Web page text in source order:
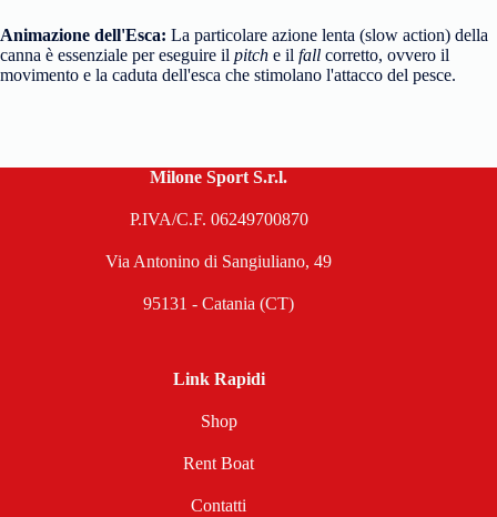
Animazione dell'Esca: La particolare azione lenta (slow action) della
canna è essenziale per eseguire il pitch e il fall corretto, ovvero il
movimento e la caduta dell'esca che stimolano l'attacco del pesce.
Milone Sport S.r.l.
P.IVA/C.F. 06249700870
Via Antonino di Sangiuliano, 49
95131 - Catania (CT)
Link Rapidi
Shop
Rent Boat
Contatti